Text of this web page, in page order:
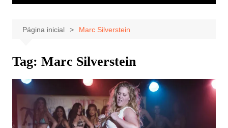
Página inicial Marc Silverstein
Tag: Marc Silverstein